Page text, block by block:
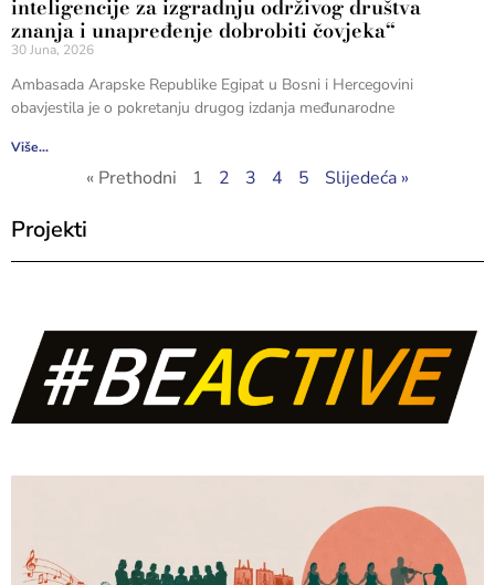
inteligencije za izgradnju održivog društva
znanja i unapređenje dobrobiti čovjeka“
30 Juna, 2026
Ambasada Arapske Republike Egipat u Bosni i Hercegovini
obavjestila je o pokretanju drugog izdanja međunarodne
Više...
« Prethodni 1 2 3 4 5 Slijedeća »
Projekti